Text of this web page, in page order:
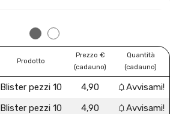
Prodotto
Prezzo €
(cadauno)
Quantità
(cadauno)
Blister pezzi 10 4,90
Avvisami!
Blister pezzi 10 4,90
Avvisami!